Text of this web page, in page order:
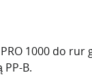
1000 do rur
B.